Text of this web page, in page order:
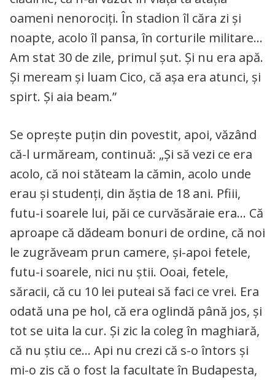
oameni nenorociţi. În stadion îl căra zi şi
noapte, acolo îl pansa, în corturile militare…
Am stat 30 de zile, primul şut. Şi nu era apă.
Şi meream şi luam Cico, că aşa era atunci, şi
spirt. Şi aia beam.”
Se opreşte puţin din povestit, apoi, văzând
că-l urmăream, continuă: „Şi să vezi ce era
acolo, că noi stăteam la cămin, acolo unde
erau şi studenţi, din ăştia de 18 ani. Pfiii,
futu-i soarele lui, păi ce curvăsăraie era… Că
aproape că dădeam bonuri de ordine, că noi
le zugrăveam prun camere, şi-apoi fetele,
futu-i soarele, nici nu ştii. Ooai, fetele,
săracii, că cu 10 lei puteai să faci ce vrei. Era
odată una pe hol, că era oglindă până jos, şi
tot se uita la cur. Şi zic la coleg în maghiară,
că nu ştiu ce… Api nu crezi că s-o întors şi
mi-o zis că o fost la facultate în Budapesta,